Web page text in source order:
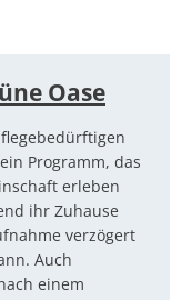
Oase
Programm, das
erleben
ihr Zuhause
verzögert
Auch
einem